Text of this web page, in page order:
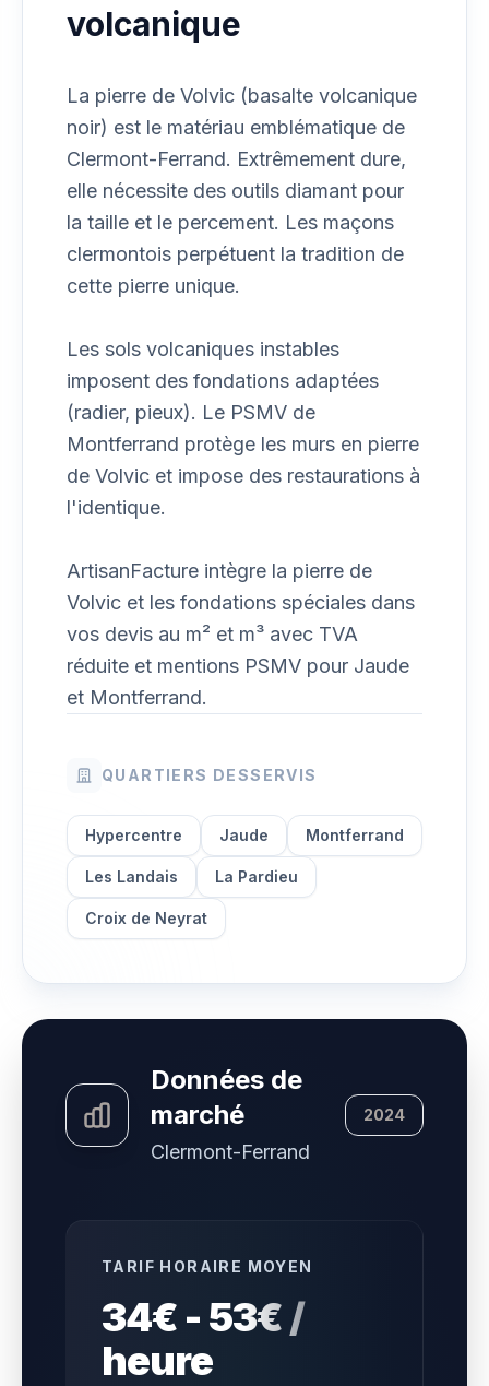
volcanique
La pierre de Volvic (basalte volcanique
noir) est le matériau emblématique de
Clermont-Ferrand. Extrêmement dure,
elle nécessite des outils diamant pour
la taille et le percement. Les maçons
clermontois perpétuent la tradition de
cette pierre unique.
Les sols volcaniques instables
imposent des fondations adaptées
(radier, pieux). Le PSMV de
Montferrand protège les murs en pierre
de Volvic et impose des restaurations à
l'identique.
ArtisanFacture intègre la pierre de
Volvic et les fondations spéciales dans
vos devis au m² et m³ avec TVA
réduite et mentions PSMV pour Jaude
et Montferrand.
QUARTIERS DESSERVIS
Hypercentre Jaude Montferrand
Les Landais La Pardieu
Croix de Neyrat
Données de
marché
Clermont-Ferrand
2024
TARIF HORAIRE MOYEN
34€ - 53€ /
heure